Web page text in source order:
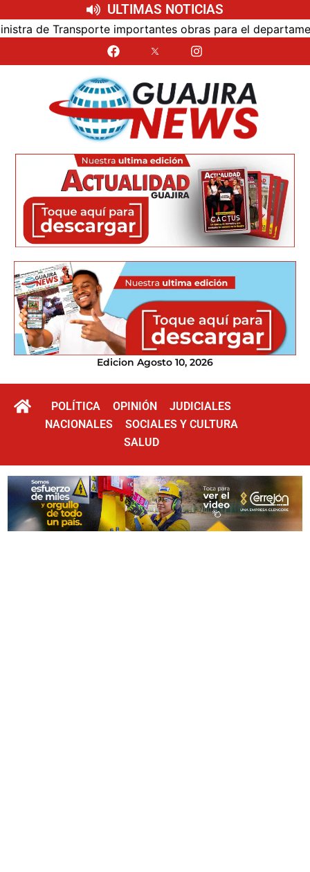
ULTIMAS NOTICIAS
Transporte importantes obras para el departamento
Edicion Agosto 10, 2026
POLÍTICA OPINIÓN
JUDICIALES
NACIONALES
SOCIALES Y CULTURA
SALUD